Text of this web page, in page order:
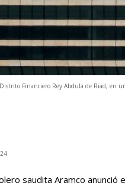
Financiero Rey Abdulá de Riad, en
saudita Aramco